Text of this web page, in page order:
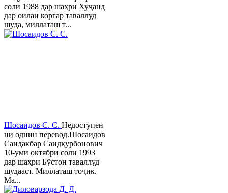
соли 1988 дар шаҳри Хуҷанд
дар оилаи коргар таваллуд
шуда, миллаташ т...
Шосаидов С. С. Недоступен
ни однин перевод.Шосаидов
Саидакбар Саидқурбонович
10-уми октябри соли 1993
дар шаҳри Бўстон таваллуд
шудааст. Миллаташ тоҷик.
Ма...